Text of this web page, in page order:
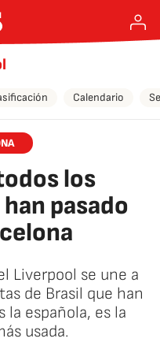
Calendario
los
pasado
Liverpool se une a
de Brasil que han
la española, es la
usada.